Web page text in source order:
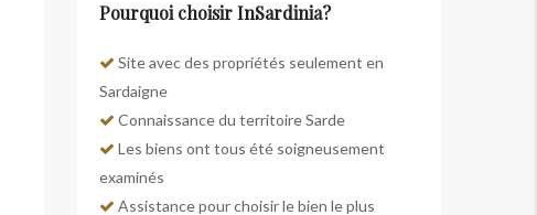
Pourquoi choisir InSardinia?
Site avec des propriétés seulement en
Sardaigne
Connaissance du territoire Sarde
Les biens ont tous été soigneusement
examinés
Assistance pour choisir le bien le plus